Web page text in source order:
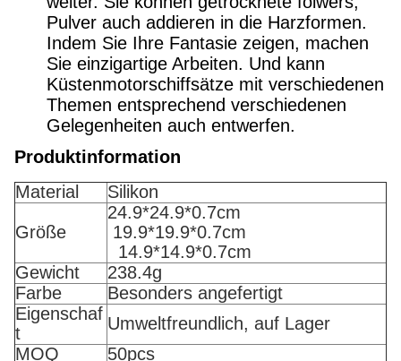
Pulver auch addieren in die Harzformen.
Indem Sie Ihre Fantasie zeigen, machen
Sie einzigartige Arbeiten. Und kann
Küstenmotorschiffsätze mit verschiedenen
Themen entsprechend verschiedenen
Gelegenheiten auch entwerfen.
Produktinformation
Material
Silikon
Größe
24.9*24.9*0.7cm
19.9*19.9*0.7cm
14.9*14.9*0.7cm
Gewicht
238.4g
Farbe
Besonders angefertigt
Eigenschaf
t
Umweltfreundlich, auf Lager
MOQ
50pcs